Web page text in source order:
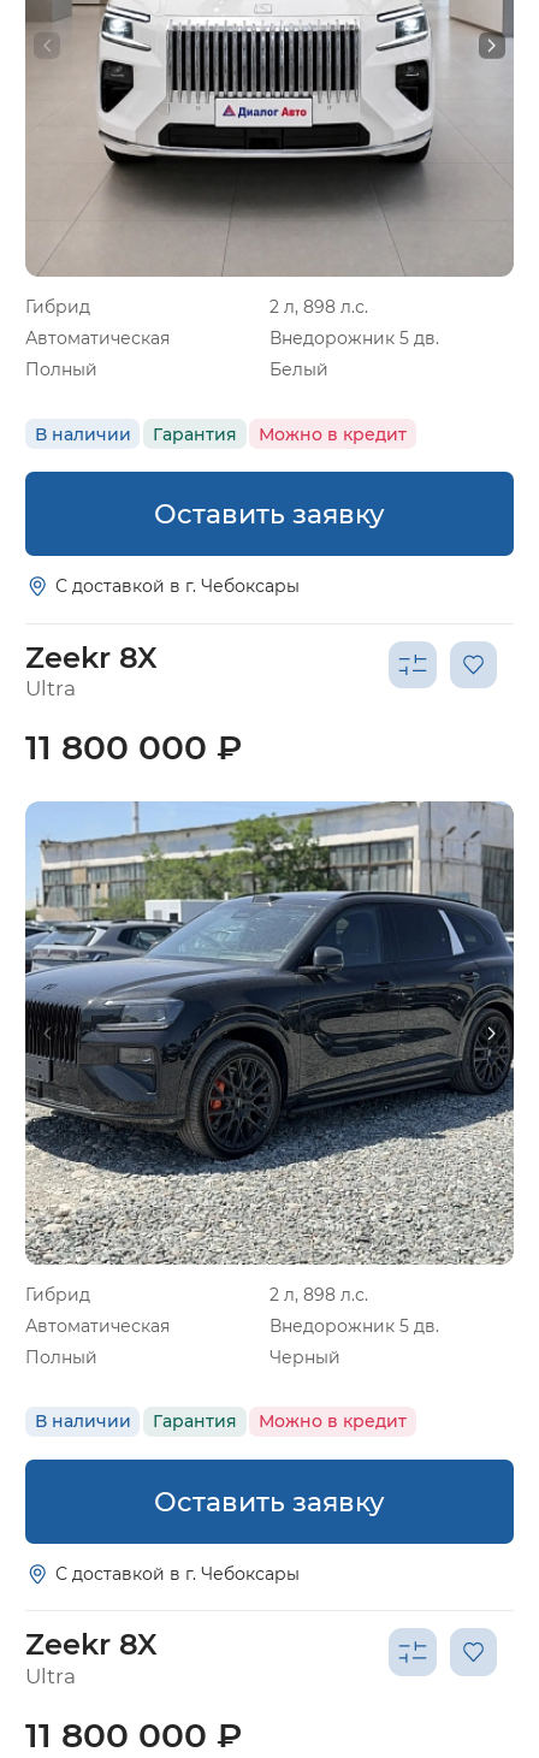
Гибрид
2 л, 898 л.с.
Автоматическая
Внедорожник 5 дв.
Полный
Белый
В наличии Гарантия Можно в кредит
Оставить заявку
С доставкой в г. Чебоксары
Zeekr 8X
Ultra
Гибрид
2 л, 898 л.с.
Автоматическая
Внедорожник 5 дв.
Полный
Черный
В наличии Гарантия Можно в кредит
11 800 000 ₽
Оставить заявку
С доставкой в г. Чебоксары
Zeekr 8X
Ultra
11 800 000 ₽